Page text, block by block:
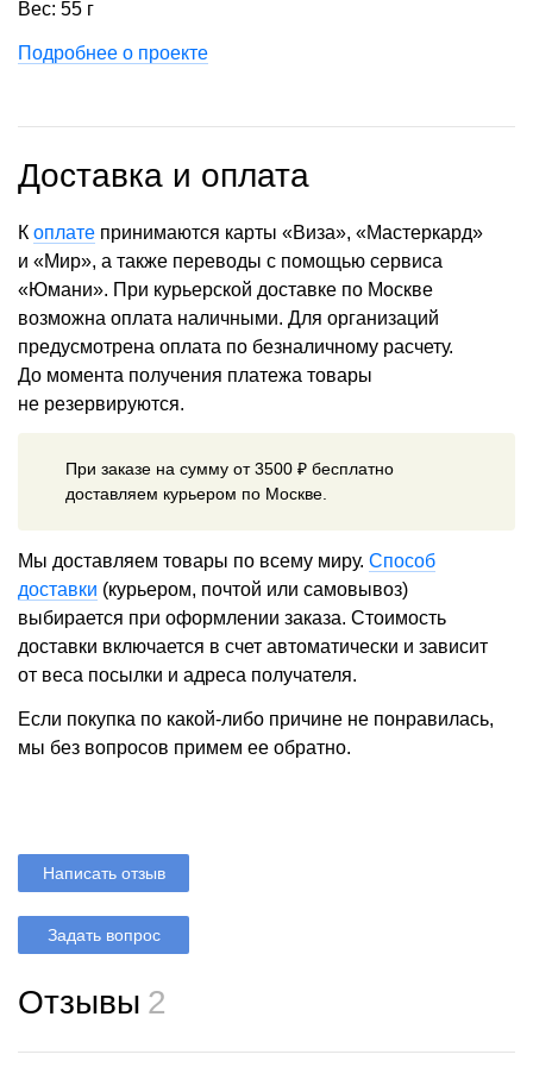
Вес: 55 г
Подробнее о проекте
Доставка и оплата
К оплате принимаются карты «Виза», «Мастеркард»
и «Мир», а также переводы с помощью сервиса
«Юмани». При курьерской доставке по Москве
возможна оплата наличными. Для организаций
предусмотрена оплата по безналичному расчету.
До момента получения платежа товары
не резервируются.
При заказе на сумму от 3500 ₽ бесплатно
доставляем курьером по Москве.
Мы доставляем товары по всему миру. Способ
доставки (курьером, почтой или самовывоз)
выбирается при оформлении заказа. Стоимость
доставки включается в счет автоматически и зависит
от веса посылки и адреса получателя.
Если покупка по какой-либо причине не понравилась,
мы без вопросов примем ее обратно.
Написать отзыв
Задать вопрос
Отзывы 2